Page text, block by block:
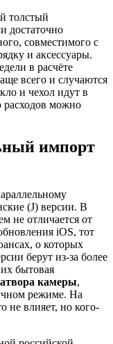
толстый
достаточно
совместимого с
и аксессуары.
в расчёте
всего и случаются
и чехол идут в
расходов можно
импорт
(J) версии. В
не отличается от
iOS, тот
о которых
берут из-за более
бытовая
камеры,
режиме. На
не влияет, но кого-